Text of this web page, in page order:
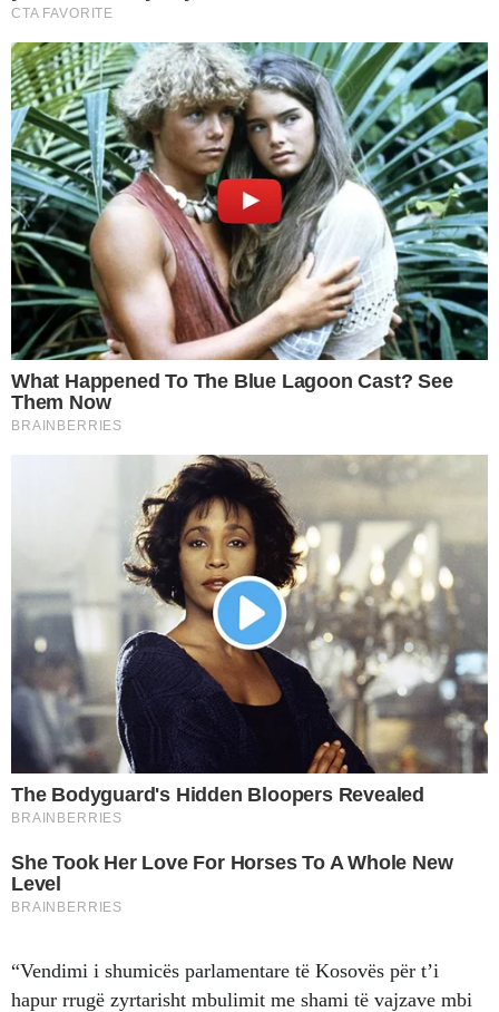
“Vendimi i shumicës parlamentare të Kosovës për t’i
hapur rrugë zyrtarisht mbulimit me shami të vajzave mbi